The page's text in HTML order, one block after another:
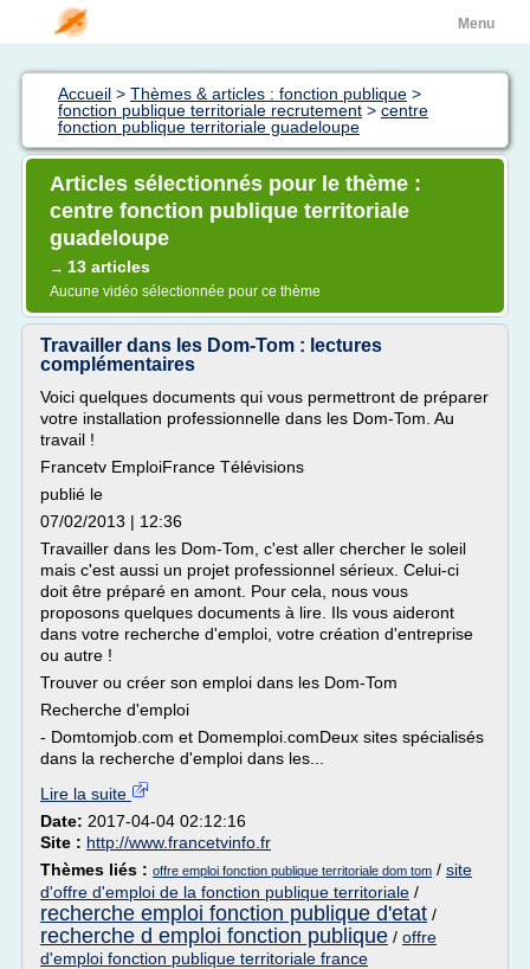
Menu
Accueil > Thèmes & articles : fonction publique >
fonction publique territoriale recrutement > centre
fonction publique territoriale guadeloupe
Articles sélectionnés pour le thème :
centre fonction publique territoriale
guadeloupe
→ 13 articles
Aucune vidéo sélectionnée pour ce thème
Travailler dans les Dom-Tom : lectures
complémentaires
Voici quelques documents qui vous permettront de préparer
votre installation professionnelle dans les Dom-Tom. Au
travail !
Francetv EmploiFrance Télévisions
publié le
07/02/2013 | 12:36
Travailler dans les Dom-Tom, c'est aller chercher le soleil
mais c'est aussi un projet professionnel sérieux. Celui-ci
doit être préparé en amont. Pour cela, nous vous
proposons quelques documents à lire. Ils vous aideront
dans votre recherche d'emploi, votre création d'entreprise
ou autre !
Trouver ou créer son emploi dans les Dom-Tom
Recherche d'emploi
- Domtomjob.com et Domemploi.comDeux sites spécialisés
dans la recherche d'emploi dans les...
Lire la suite
Date: 2017-04-04 02:12:16
Site : http://www.francetvinfo.fr
Thèmes liés : offre emploi fonction publique territoriale dom tom / site
d'offre d'emploi de la fonction publique territoriale /
recherche emploi fonction publique d'etat /
recherche d emploi fonction publique / offre
d'emploi fonction publique territoriale france